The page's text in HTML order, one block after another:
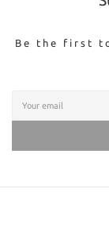
Be the first